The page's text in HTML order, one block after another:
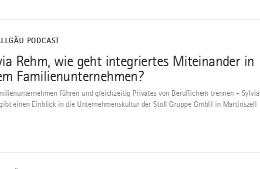
PODCAST
Rehm, wie geht integriertes Miteinander in
Familienunternehmen?
führen und gleichzeitig Privates von Beruflichem trennen - Sylvia
einen Einblick in die Unternehmenskultur der Stoll Gruppe GmbH in Martinszell